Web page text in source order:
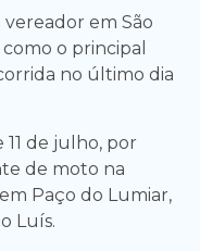
em São
o principal
no último dia
de julho, por
de moto na
Paço do Lumiar,
Luís.